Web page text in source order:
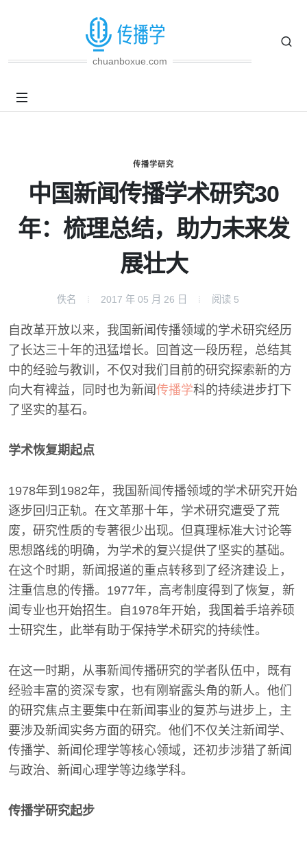
chuanboxue.com
传播学研究
中国新闻传播学术研究30
年：梳理总结，助力未来发
展壮大
佚名 2017 年 05 月 26 日 阅读 5
自改革开放以来，我国新闻传播领域的学术研究经历
了长达三十年的迅猛增长。回首这一段历程，总结其
中的经验与教训，不仅对我们目前的研究探索新的方
向大有裨益，同时也为新闻 传播学科的持续进步打下
了坚实的基石。
学术恢复期起点
1978年到1982年，我国新闻传播领域的学术研究开始
逐步回归正轨。在文革那十年，学术研究遭受了荒
废，研究性质的专著很少出现。但真理标准大讨论等
思想路线的明确，为学术的复兴提供了坚实的基础。
在这个时期，新闻报道的重点转移到了经济建设上，
注重信息的传播。1977年，高考制度得到了恢复，新
闻专业也开始招生。自1978年开始，我国着手培养硕
士研究生，此举有助于保持学术研究的持续性。
在这一时期，从事新闻传播研究的学者队伍中，既有
经验丰富的资深专家，也有刚崭露头角的新人。他们
的研究焦点主要集中在新闻事业的复苏与进步上，主
要涉及新闻实务方面的研究。他们不仅关注新闻学、
传播学、新闻伦理学等核心领域，还初步涉猎了新闻
与政治、新闻心理学等边缘学科。
传播学研究起步